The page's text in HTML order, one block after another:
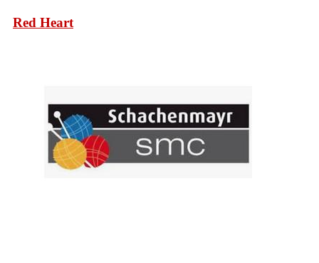
Red Heart